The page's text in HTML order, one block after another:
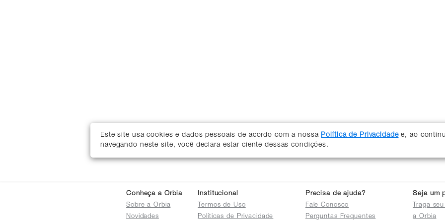
Este site usa cookies e dados pessoais de acordo com a nossa Política de Privacidadee, ao
navegando neste site, você declara estar ciente dessas condições.
Conheça a Orbia
Sobre a Orbia
Novidades
Institucional
Termos de Uso
Políticas de Privacidade
Precisa de ajuda?
Fale Conosco
Perguntas Frequentes
Seja um
Traga
a Orbia